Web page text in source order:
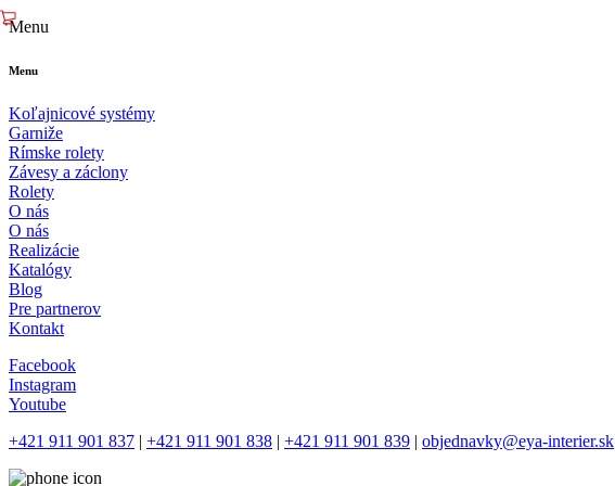
Menu
Menu
Koľajnicové systémy
Garniže
Rímske rolety
Závesy a záclony
Rolety
O nás
O nás
Realizácie
Katalógy
Blog
Pre partnerov
Kontakt
Facebook
Instagram
Youtube
+421 911 901 837 | +421 911 901 838 | +421 911 901 839 | objednavky@eya-interier.sk